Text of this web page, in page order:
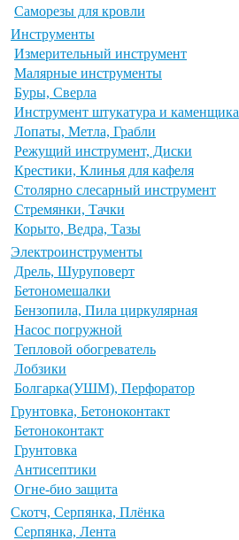
Саморезы для кровли
Инструменты
Измерительный инструмент
Малярные инструменты
Буры, Сверла
Инструмент штукатура и каменщика
Лопаты, Метла, Грабли
Режущий инструмент, Диски
Крестики, Клинья для кафеля
Столярно слесарный инструмент
Стремянки, Тачки
Корыто, Ведра, Тазы
Электроинструменты
Дрель, Шуруповерт
Бетономешалки
Бензопила, Пила циркулярная
Насос погружной
Тепловой обогреватель
Лобзики
Болгарка(УШМ), Перфоратор
Грунтовка, Бетоноконтакт
Бетоноконтакт
Грунтовка
Антисептики
Огне-био защита
Скотч, Серпянка, Плёнка
Серпянка, Лента